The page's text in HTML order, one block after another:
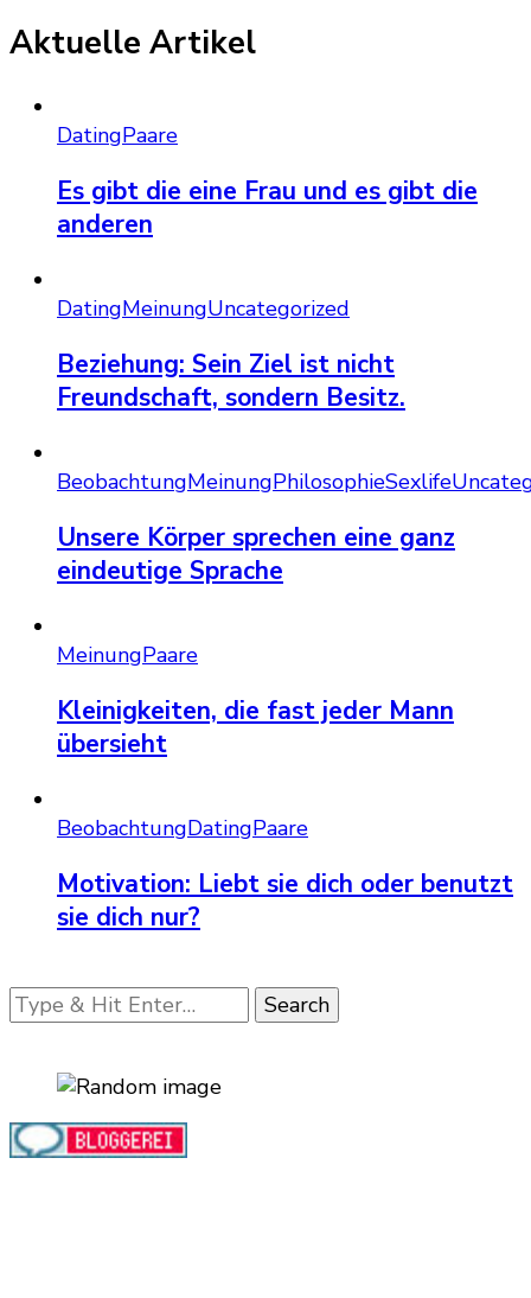
Aktuelle Artikel
DatingPaare
Es gibt die eine Frau und es gibt die
anderen
DatingMeinungUncategorized
Beziehung: Sein Ziel ist nicht
Freundschaft, sondern Besitz.
BeobachtungMeinungPhilosophieSexlife
Unsere Körper sprechen eine ganz
eindeutige Sprache
MeinungPaare
Kleinigkeiten, die fast jeder Mann
übersieht
BeobachtungDatingPaare
Motivation: Liebt sie dich oder benutzt
sie dich nur?
Looking
for